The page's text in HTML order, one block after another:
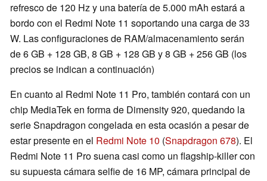
refresco de 120 Hz y una batería de 5.000 mAh estará a
bordo con el Redmi Note 11 soportando una carga de 33
W. Las configuraciones de RAM/almacenamiento serán
de 6 GB + 128 GB, 8 GB + 128 GB y 8 GB + 256 GB (los
precios se indican a continuación)
En cuanto al Redmi Note 11 Pro, también contará con un
chip MediaTek en forma de Dimensity 920, quedando la
serie Snapdragon congelada en esta ocasión a pesar de
estar presente en el Redmi Note 10 (Snapdragon 678). El
Redmi Note 11 Pro suena casi como un flagship-killer con
su supuesta cámara selfie de 16 MP, cámara principal de